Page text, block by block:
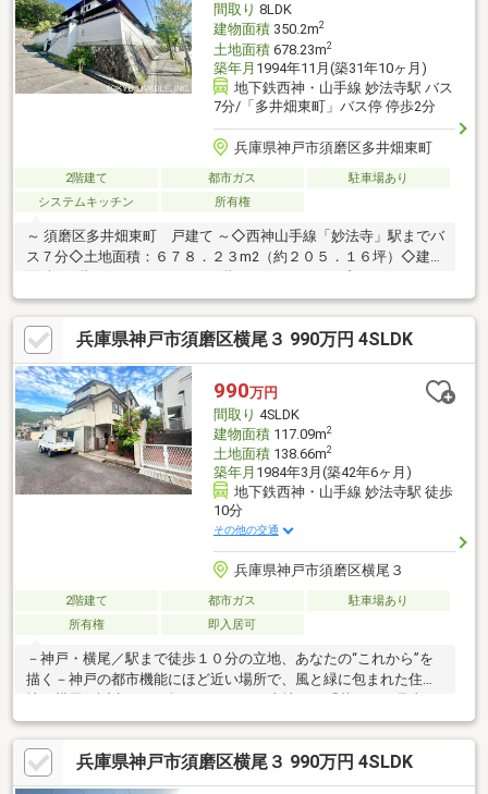
間取り 8LDK
建物面積350.2m2
土地面積678.23m2
築年月 1994年11月(築31年10ヶ月)
地下鉄西神・山手線 妙法寺駅 バス
7分/「多井畑東町」バス停 停歩2分
兵庫県神戸市須磨区多井畑東町
2階建て 都市ガス
駐車場あり
システムキッチン
所有権
～ 須磨区多井畑東町 戸建て ～◇西神山手線「妙法寺」駅までバ
ス７分◇土地面積：６７８．２３m2（約２０５．１６坪）◇建物
LDK＋２納戸の間取り◇ゆったりとした木造2階建の邸宅です。◇
敷地内には広さ40.57m2の独立した車庫（附属建物）がございま
す。※電動シャッター付◇３方向の公道に面した角地に位置して
おり、採光や通風に優れております。◇第1種低層住居専用地域
の落ち着いた住宅街です。◇空き家ですのでお気軽にご覧いただ
けます。
兵庫県神戸市須磨区横尾３ 990万円 4SLDK
990万円
間取り 4SLDK
建物面積117.09m2
土地面積138.66m2
築年月 1984年3月(築42年6ヶ月)
地下鉄西神・山手線 妙法寺駅 徒歩
10分
その他の交通
兵庫県神戸市須磨区横尾３
2階建て 都市ガス
駐車場あり
所有権
即入居可
－神戸・横尾／駅まで徒歩１０分の立地、あなたの“これから”を
描く－神戸の都市機能にほど近い場所で、風と緑に包まれた住宅
たい」と願うあなたにこそ見てほしい場所です。この地の魅力
は、ただの高台住宅地ではありません。風通しのよさ、空の広
さ、静かな時間――それらが日常になる環境が、ここにはありま
す。■ 都市部からの移住に最適な“距離感”と“安心感”■ お好きなリ
兵庫県神戸市須磨区横尾３ 990万円 4SLDK